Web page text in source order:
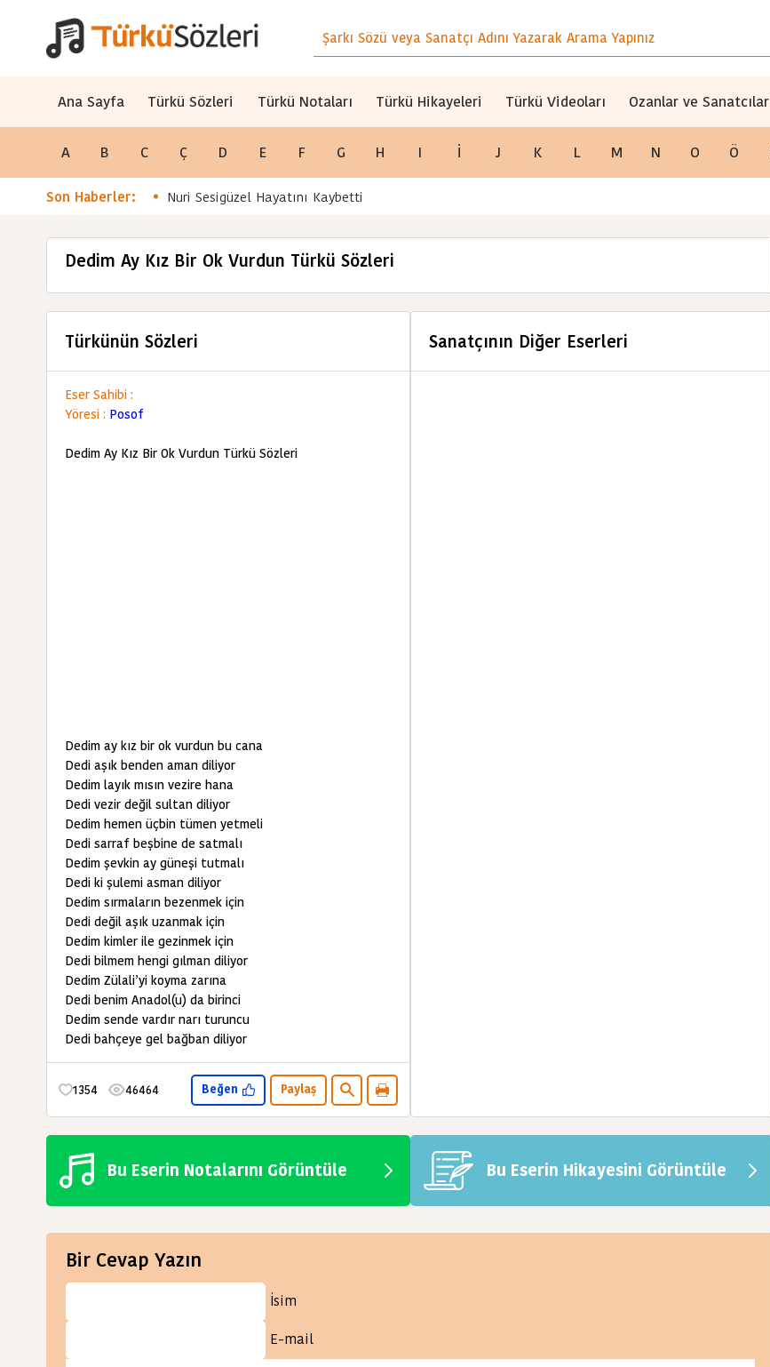
Ana Sayfa Türkü Sözleri Türkü Notaları Türkü Hikayeleri Türkü Videoları Ozanlar ve Sanatcılar
A B C Ç D E F G H I İ J K L M N O Ö
Son Haberler: Nuri Sesigüzel Hayatını Kaybetti
Dedim Ay Kız Bir Ok Vurdun Türkü Sözleri
Türkünün Sözleri
Eser Sahibi :
Yöresi : Posof
Dedim Ay Kız Bir Ok Vurdun Türkü Sözleri
Dedim ay kız bir ok vurdun bu cana
Dedi aşık benden aman diliyor
Dedim layık mısın vezire hana
Dedi vezir değil sultan diliyor
Dedim hemen üçbin tümen yetmeli
Dedi sarraf beşbine de satmalı
Dedim şevkin ay güneşi tutmalı
Dedi ki şulemi asman diliyor
Dedim sırmaların bezenmek için
Dedi değil aşık uzanmak için
Dedim kimler ile gezinmek için
Dedi bilmem hengi gılman diliyor
Dedim Zülali’yi koyma zarına
Dedi benim Anadol(u) da birinci
Dedim sende vardır narı turuncu
Dedi bahçeye gel bağban diliyor
1354 46464 Beğen Paylaş
Sanatçının Diğer Eserleri
Bu Eserin Notalarını Görüntüle Bu Eserin Hikayesini Görüntüle
Bir Cevap Yazın
İsim
E-mail